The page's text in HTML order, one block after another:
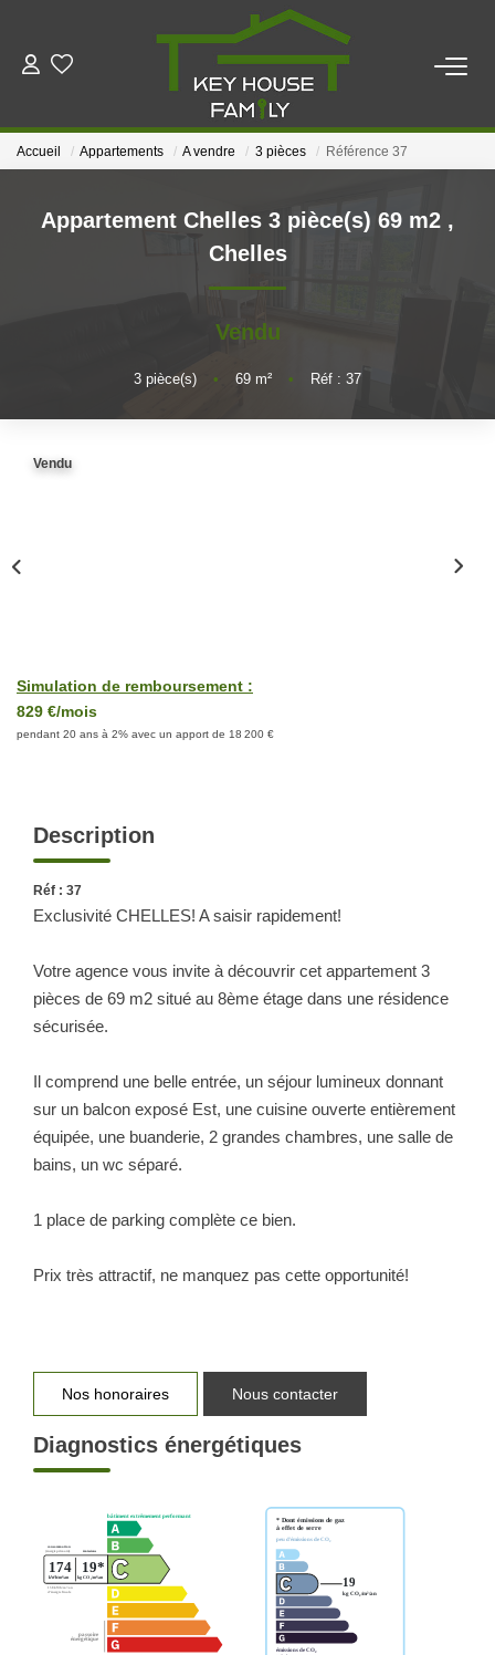
ACHETER
ESTIMER
NOTRE AGENCE
Accueil Appartements A vendre 3 pièces Référence 37
Appartement Chelles 3 pièce(s) 69 m2 ,
Chelles
Vendu
3 pièce(s) • 69 m² • Réf : 37
Vendu
Simulation de remboursement :
829 €/mois
pendant 20 ans à 2% avec un apport de 18 200 €
Description
Réf : 37
Exclusivité CHELLES! A saisir rapidement!
Votre agence vous invite à découvrir cet appartement 3
pièces de 69 m2 situé au 8ème étage dans une résidence
sécurisée.
Il comprend une belle entrée, un séjour lumineux donnant
sur un balcon exposé Est, une cuisine ouverte entièrement
équipée, une buanderie, 2 grandes chambres, une salle de
bains, un wc séparé.
1 place de parking complète ce bien.
Prix très attractif, ne manquez pas cette opportunité!
Nos honoraires Nous contacter
Diagnostics énergétiques